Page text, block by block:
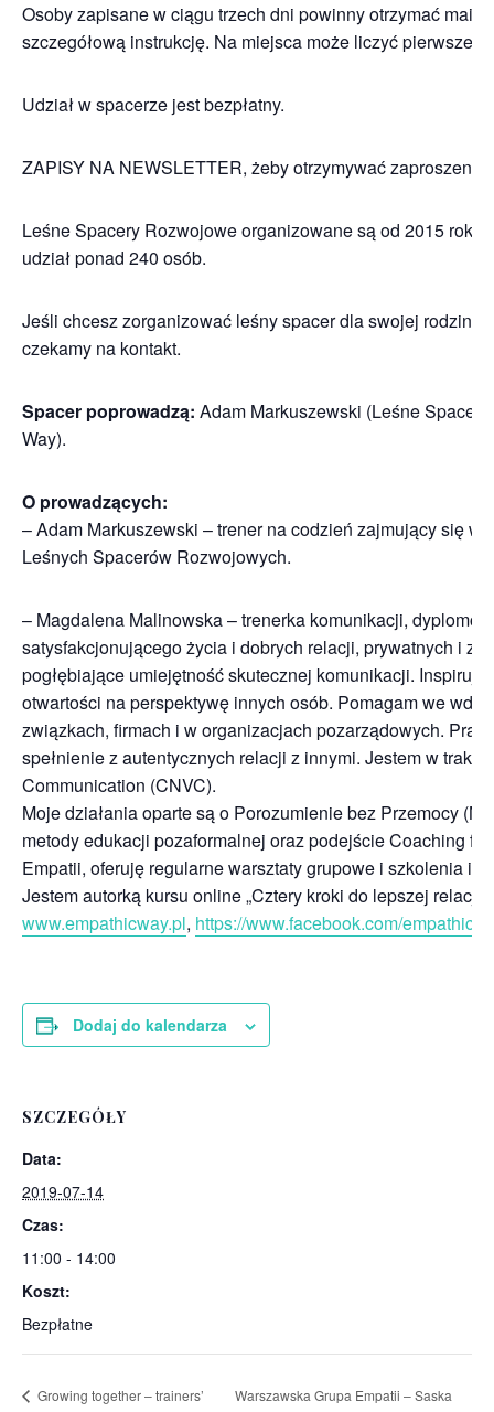
Osoby zapisane w ciągu trzech dni powinny otrzymać
szczegółową instrukcję. Na miejsca może liczyć pierwsze
Udział w spacerze jest bezpłatny.
ZAPISY NA NEWSLETTER, żeby otrzymywać
Leśne Spacery Rozwojowe organizowane są od 2015
udział ponad 240 osób.
Jeśli chcesz zorganizować leśny spacer dla swojej rodziny,
czekamy na kontakt.
Spacer poprowadzą: Adam Markuszewski (Leśne
Way).
O prowadzących:
– Adam Markuszewski – trener na codzień zajmujący się
Leśnych Spacerów Rozwojowych.
– Magdalena Malinowska – trenerka komunikacji,
satysfakcjonującego życia i dobrych relacji, prywatnych i
pogłębiające umiejętność skutecznej komunikacji.
otwartości na perspektywę innych osób. Pomagam we
związkach, firmach i w organizacjach pozarządowych.
spełnienie z autentycznych relacji z innymi. Jestem w
Communication (CNVC).
Moje działania oparte są o Porozumienie bez Przemocy
metody edukacji pozaformalnej oraz podejście Coaching
Empatii, oferuję regularne warsztaty grupowe i szkolenia
Jestem autorką kursu online „Cztery kroki do lepszej relacji
www.empathicway.pl, https://www.facebook.com/
Dodaj do kalendarza
SZCZEGÓŁY
Data:
2019-07-14
Czas:
11:00 - 14:00
Koszt:
Bezpłatne
Growing together – trainers’
Warszawska Grupa Empatii – Saska